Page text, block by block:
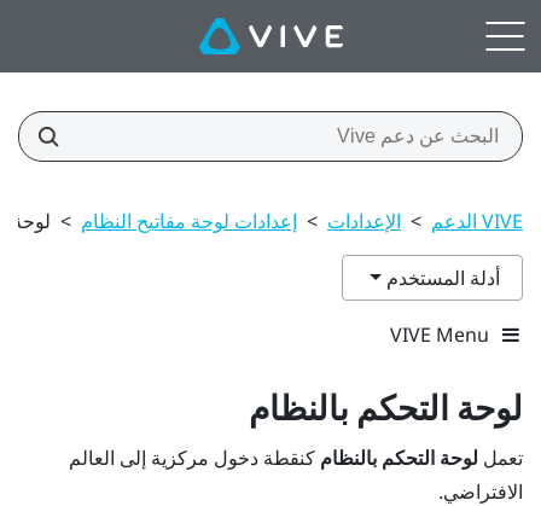
VIVE الدعم > الإعدادات > إعدادات لوحة مفاتيح النظام > لوحة
أدلة المستخدم
VIVE Menu
لوحة التحكم بالنظام
تعمل لوحة التحكم بالنظام كنقطة دخول مركزية إلى العالم
الافتراضي.